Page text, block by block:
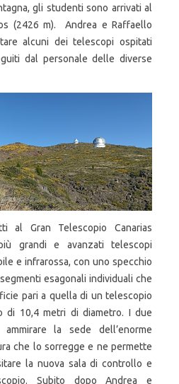
gli studenti sono arrivati al
(2426 m). Andrea e Raffaello
alcuni dei telescopi ospitati
dal personale delle diverse
al Gran Telescopio Canarias
grandi e avanzati telescopi
e infrarossa, con uno specchio
esagonali individuali che
pari a quella di un telescopio
di 10,4 metri di diametro. I due
la sede dell’enorme
che lo sorregge e ne permette
la nuova sala di controllo e
Subito dopo Andrea e